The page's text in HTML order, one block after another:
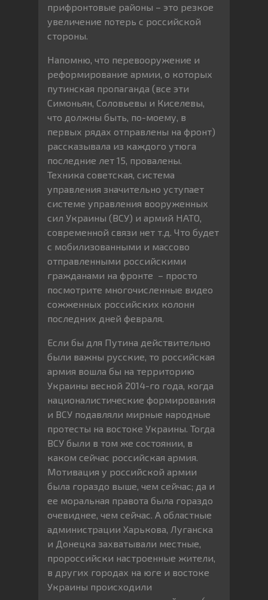
прифронтовые районы – это резкое
увеличение потерь с российской
стороны.
Напомню, что перевооружение и
реформирование армии, о которых
путинская пропаганда (все эти
Симоньян, Соловьевы и Киселевы,
что должны быть, по-моему, в
первых рядах отправлены на фронт)
рассказывала из каждого утюга
последние лет 15, провалены.
Техника советская, система
управления значительно уступает
системе управления вооруженных
сил Украины (ВСУ) и армий НАТО,
современной связи нет т.д. Что будет
с мобилизованными и массово
отправленными российскими
гражданами на фронте – просто
посмотрите многочисленные видео
сожженных российских колонн
последних дней февраля.
Если бы для Путина действительно
были важны русские, то российская
армия вошла бы на территорию
Украины весной 2014-го года, когда
националистические формирования
и ВСУ подавляли мирные народные
протесты на востоке Украины. Тогда
ВСУ были в том же состоянии, в
каком сейчас российская армия.
Мотивация у российской армии
была гораздо выше, чем сейчас; да и
ее моральная правота была гораздо
очевиднее, чем сейчас. А областные
администрации Харькова, Луганска
и Донецка захватывали местные,
пророссийски настроенные жители,
в других городах на юге и востоке
Украины происходили